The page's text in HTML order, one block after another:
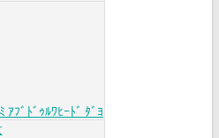
ｱﾌﾞﾄﾞｩﾙﾜﾋｰﾄﾞ ﾀﾞﾖ